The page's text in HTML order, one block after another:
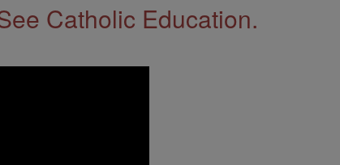
Catholic Education.